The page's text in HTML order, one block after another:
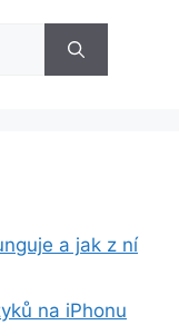
a jak z ní
na iPhonu